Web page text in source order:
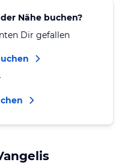
Nähe buchen?
Dir gefallen